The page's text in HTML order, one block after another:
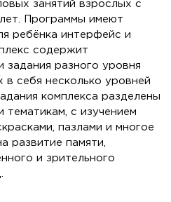
занятий взрослых с
Программы имеют
ребёнка интерфейс и
содержит
задания разного уровня
себя несколько уровней
комплекса разделены
тематикам, с изучением
пазлами и многое
развитие памяти,
и зрительного